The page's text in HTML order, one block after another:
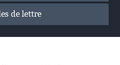
de lettre